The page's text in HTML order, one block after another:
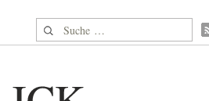
Suche nach: